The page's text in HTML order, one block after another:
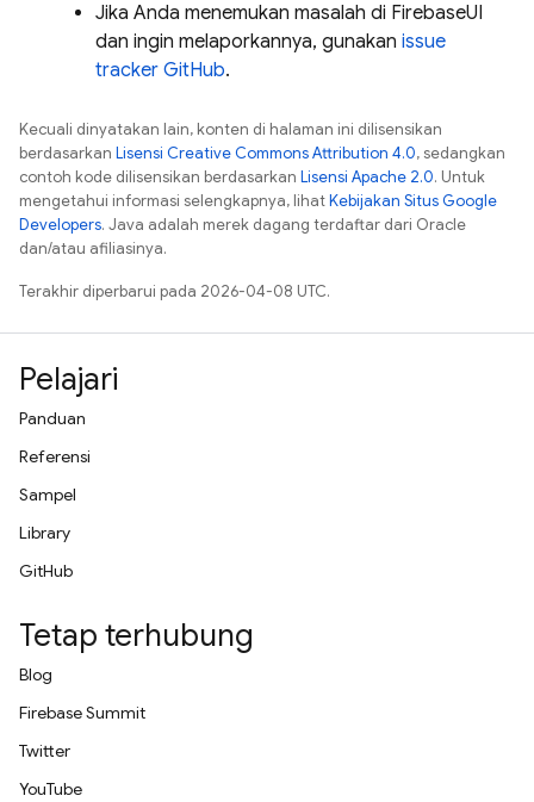
Jika Anda menemukan masalah di FirebaseUI
dan ingin melaporkannya, gunakan issue
tracker GitHub.
Kecuali dinyatakan lain, konten di halaman ini dilisensikan
berdasarkan Lisensi Creative Commons Attribution 4.0, sedangkan
contoh kode dilisensikan berdasarkan Lisensi Apache 2.0. Untuk
mengetahui informasi selengkapnya, lihatKebijakan Situs Google
Developers. Java adalah merek dagang terdaftar dari Oracle
dan/atau afiliasinya.
Terakhir diperbarui pada 2026-04-08 UTC.
Pelajari
Panduan
Referensi
Sampel
Library
GitHub
Tetap terhubung
Blog
Firebase Summit
Twitter
YouTube